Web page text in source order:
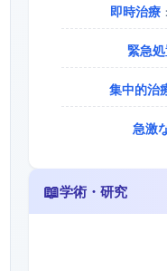
即時治療
緊急
集中的治
急激
📖学術・研究